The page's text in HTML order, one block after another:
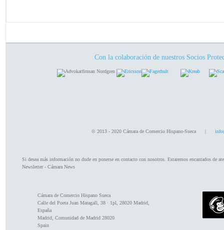
Con la colaboración de nuestros Socios
© 2013 - 2020 Cámara de Comercio Hispano-Sueca |
Si desea más información no dude en ponerse en contacto con nosotros. Estaremos encantados de
Newsletter - Cámara News
Cámara de Comercio Hispano Sueca
Calle del Poeta Juan Maragall, 38 · 1pl, 28020 Madrid,
España
Madrid ,Comunidad de Madrid 28020
Spain